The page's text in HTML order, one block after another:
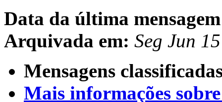
Data da última
Arquivada em: Seg Jun
Mensagens
Mais informações